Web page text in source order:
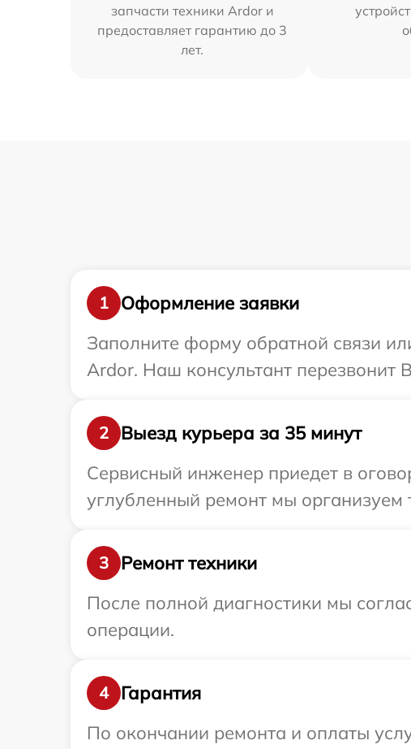
запчасти техники Ardor и
предоставляет гарантию до 3
лет.
1
Оформление заявки
Заполните форму обратной связи
Ardor. Наш консультант перезвонит
2
Выезд курьера за 35 минут
Сервисный инженер приедет в
углубленный ремонт мы организуем
3
Ремонт техники
После полной диагностики мы
операции.
4
Гарантия
По окончании ремонта и оплаты